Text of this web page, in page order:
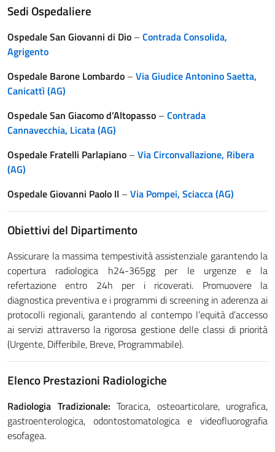
Sedi Ospedaliere
Ospedale San Giovanni di Dio – Contrada Consolida,
Agrigento
Ospedale Barone Lombardo – Via Giudice Antonino Saetta,
Canicattì (AG)
Ospedale San Giacomo d’Altopasso – Contrada
Cannavecchia, Licata (AG)
Ospedale Fratelli Parlapiano – Via Circonvallazione, Ribera
(AG)
Ospedale Giovanni Paolo II – Via Pompei, Sciacca (AG)
Obiettivi del Dipartimento
Assicurare la massima tempestività assistenziale garantendo la
copertura radiologica h24-365gg per le urgenze e la
refertazione entro 24h per i ricoverati. Promuovere la
diagnostica preventiva e i programmi di screening in aderenza ai
protocolli regionali, garantendo al contempo l’equità d’accesso
ai servizi attraverso la rigorosa gestione delle classi di priorità
(Urgente, Differibile, Breve, Programmabile).
Elenco Prestazioni Radiologiche
Radiologia Tradizionale: Toracica, osteoarticolare, urografica,
gastroenterologica, odontostomatologica e videofluorografia
esofagea.